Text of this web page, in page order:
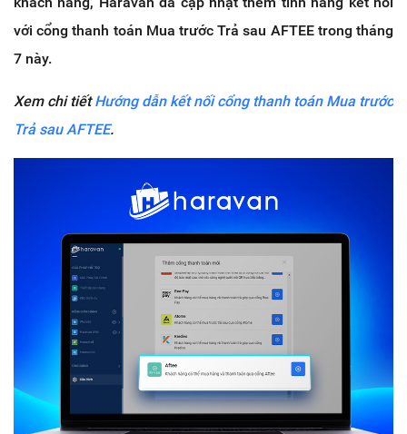
với cổng thanh toán Mua trước Trả sau AFTEE trong tháng
7 này.
Xem chi tiếtHướng dẫn kết nối cổng thanh toán Mua trước
Trả sau AFTEE.